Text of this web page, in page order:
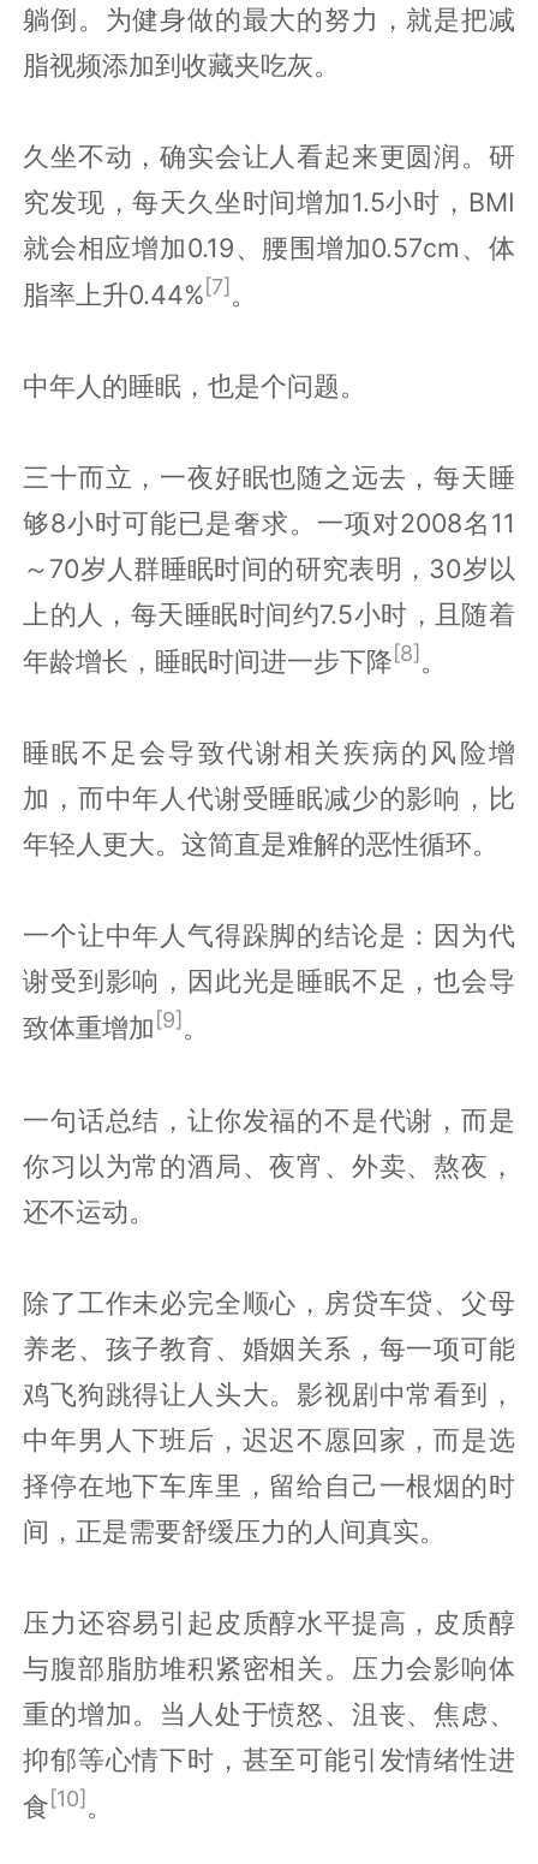
躺倒。为健身做的最大的努力，就是把减
脂视频添加到收藏夹吃灰。
久坐不动，确实会让人看起来更圆润。研
究发现，每天久坐时间增加1.5小时，BMI
就会相应增加0.19、腰围增加0.57cm、体
脂率上升0.44%[7] 。
中年人的睡眠，也是个问题。
三十而立，一夜好眠也随之远去，每天睡
够8小时可能已是奢求。一项对2008名11
～70岁人群睡眠时间的研究表明，30岁以
上的人，每天睡眠时间约7.5小时，且随着
年龄增长，睡眠时间进一步下降[8] 。
睡眠不足会导致代谢相关疾病的风险增
加，而中年人代谢受睡眠减少的影响，比
年轻人更大。这简直是难解的恶性循环。
一个让中年人气得跺脚的结论是：因为代
谢受到影响，因此光是睡眠不足，也会导
致体重增加 [9] 。
一句话总结，让你发福的不是代谢，而是
你习以为常的酒局、夜宵、外卖、熬夜，
还不运动。
除了工作未必完全顺心，房贷车贷、父母
养老、孩子教育、婚姻关系，每一项可能
鸡飞狗跳得让人头大。影视剧中常看到，
中年男人下班后，迟迟不愿回家，而是选
择停在地下车库里，留给自己一根烟的时
间，正是需要舒缓压力的人间真实。
压力还容易引起皮质醇水平提高，皮质醇
与腹部脂肪堆积紧密相关。压力会影响体
重的增加。当人处于愤怒、沮丧、焦虑、
抑郁等心情下时，甚至可能引发情绪性进
食[10]。